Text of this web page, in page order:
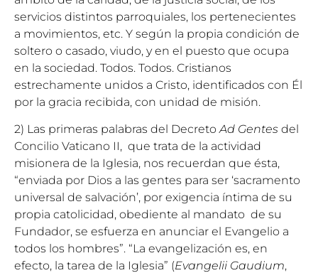
servicios distintos parroquiales, los pertenecientes
a movimientos, etc. Y según la propia condición de
soltero o casado, viudo, y en el puesto que ocupa
en la sociedad. Todos. Todos. Cristianos
estrechamente unidos a Cristo, identificados con Él
por la gracia recibida, con unidad de misión.
2) Las primeras palabras del DecretoAd Gentes del
Concilio Vaticano II, que trata de la actividad
misionera de la Iglesia, nos recuerdan que ésta,
“enviada por Dios a las gentes para ser ‘sacramento
universal de salvación’, por exigencia íntima de su
propia catolicidad, obediente al mandato de su
Fundador, se esfuerza en anunciar el Evangelio a
todos los hombres”. “La evangelización es, en
efecto, la tarea de la Iglesia” (Evangelii Gaudium,